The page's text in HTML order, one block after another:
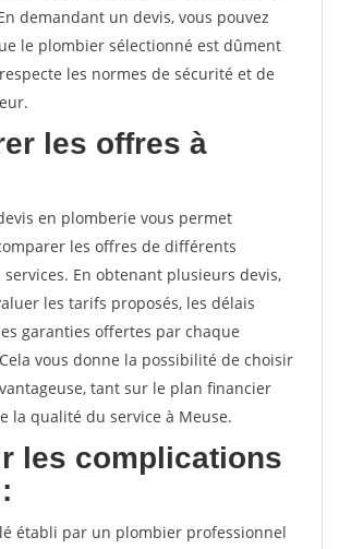
demandant un devis, vous pouvez
le plombier sélectionné est dûment
les normes de sécurité et de
les offres à
en plomberie vous permet
les offres de différents
En obtenant plusieurs devis,
les tarifs proposés, les délais
garanties offertes par chaque
vous donne la possibilité de choisir
tant sur le plan financier
la qualité du service à Meuse.
les complications
établi par un plombier professionnel